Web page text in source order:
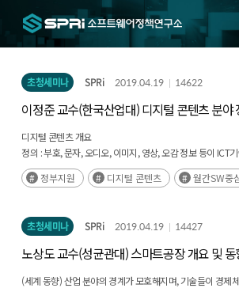
초청세미나 SPRi 2019.04.19 14622
이정준 교수(한국산업대) 디지털 콘텐츠 분야
개선 방향
디지털 콘텐츠 개요
정의 : 부호, 문자, 오디오, 이미지, 영상, 오감 정보 등이 ICT
형태로 표현된 자료, 정보, 지식, 데이터베이스와 관련하여
기획, 제작/생산, 활용하는 데 필요한 SW, HW 및 제작 결과
정부지원 디지털 콘텐츠 월간SW중
초청세미나 SPRi 2019.04.19 14427
노상도 교수(성균관대) 스마트공장 개요 및 동
(세계 동향) 산업 분야의 경계가 모호해지며, 기술들이 경제